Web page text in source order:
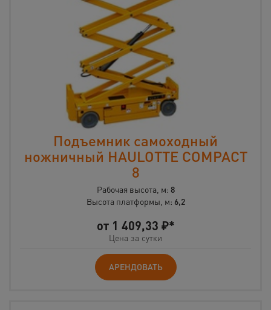
Подъемник самоходный
ножничный HAULOTTE COMPACT
8
Рабочая высота, м: 8
Высота платформы, м: 6,2
от 1 409,33 ₽*
Цена за сутки
АРЕНДОВАТЬ